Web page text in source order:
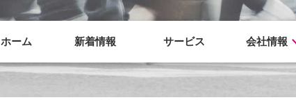
ホーム 新着情報 サービス 会社情報